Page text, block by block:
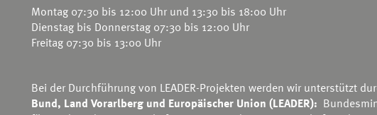
Montag 07:30 bis 12:00 Uhr und 13:30 bis 18:00 Uhr
Dienstag bis Donnerstag 07:30 bis 12:00 Uhr
Freitag 07:30 bis 13:00 Uhr
Bei der Durchführung von LEADER-Projekten werden wir unterstützt
Bund, Land Vorarlberg und Europäischer Union (LEADER):